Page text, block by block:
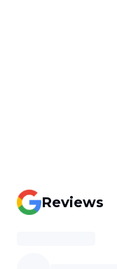
Reviews